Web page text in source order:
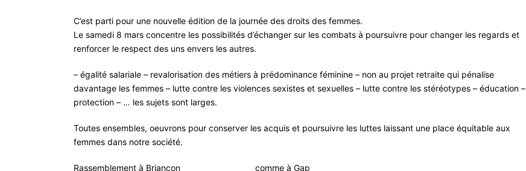
C’est parti pour une nouvelle édition de la journée des droits des femmes.
Le samedi 8 mars concentre les possibilités d’échanger sur les combats à poursuivre pour changer les regards et
renforcer le respect des uns envers les autres.
– égalité salariale – revalorisation des métiers à prédominance féminine – non au projet retraite qui pénalise
davantage les femmes – lutte contre les violences sexistes et sexuelles – lutte contre les stéréotypes – éducation –
protection – … les sujets sont larges.
Toutes ensembles, oeuvrons pour conserver les acquis et poursuivre les luttes laissant une place équitable aux
femmes dans notre société.
Rassemblement à Briançon comme à Gap